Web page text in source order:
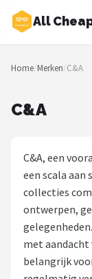
All
Zoeken
NAVIGATIE
Blog
Baby
Shop
Home/Merken/C&A
C&A
C&A, een
een scala
collecties
ontwerpen,
met
belangrijk